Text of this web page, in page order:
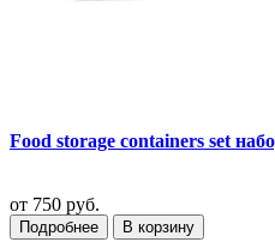
Food storage containers set
от 750 руб.
Подробнее В корзину